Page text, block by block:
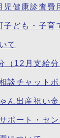
児健康診査費
子ども・子育
て
（12月支給
談チャット
ん出産祝い
ポート・セ